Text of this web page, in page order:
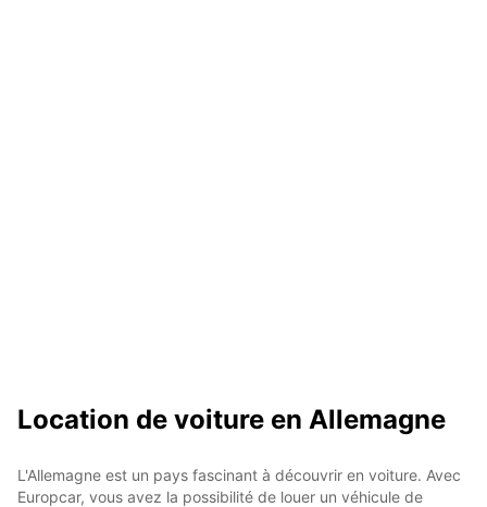
Location de voiture en Allemagne
L'Allemagne est un pays fascinant à découvrir en voiture. Avec
Europcar, vous avez la possibilité de louer un véhicule de